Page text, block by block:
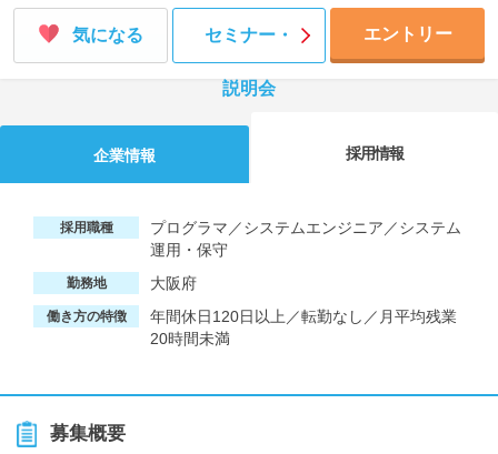
気になる セミナー・
説明会
エントリー
企業情報 採用情報
採用職種
プログラマ／システムエンジニア／システム
運用・保守
勤務地 大阪府
働き方の特徴
年間休日120日以上／転勤なし／月平均残業
20時間未満
募集概要